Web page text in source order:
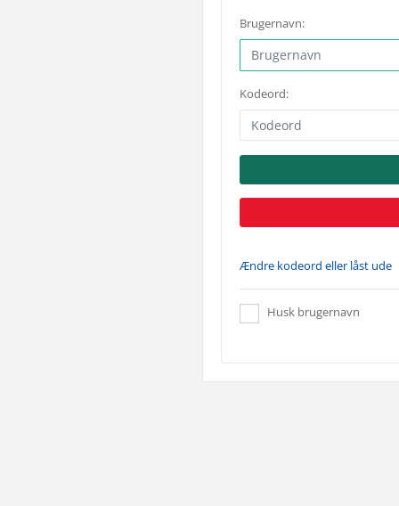
Brugernavn:
Kodeord:
Ændre kodeord eller låst ude
Husk brugernavn